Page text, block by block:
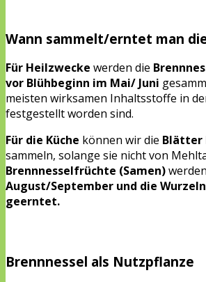
Wann sammelt/erntet man
Für Heilzwecke werden die
vor Blühbeginn im Mai/ Juni
meisten wirksamen Inhaltsstoffe in
festgestellt worden sind.
Für die Küche können wir die Blätter
sammeln, solange sie nicht von
Brennnesselfrüchte (Samen)
August/September und die
geerntet.
Brennnessel als Nutzpflanze